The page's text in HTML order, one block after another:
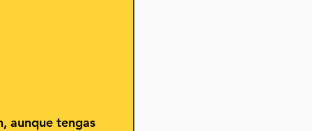
aunque tengas